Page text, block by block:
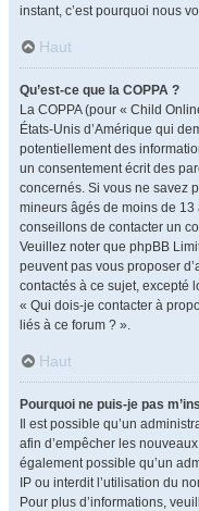
instant, c’est pourquoi nous
Haut
Qu’est-ce que la COPPA ?
La COPPA (pour « Child
États-Unis d’Amérique qui
potentiellement des
un consentement écrit des
concernés. Si vous ne savez
mineurs âgés de moins de
conseillons de contacter un
Veuillez noter que phpBB
peuvent pas vous proposer
contactés à ce sujet, excepté
« Qui dois-je contacter à
liés à ce forum ? ».
Haut
Pourquoi ne puis-je pas
Il est possible qu’un
afin d’empêcher les
également possible qu’un
IP ou interdit l’utilisation du
Pour plus d’informations,